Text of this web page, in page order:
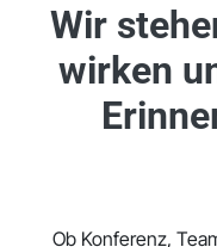
Wir
wirken
Ob Konferenz,